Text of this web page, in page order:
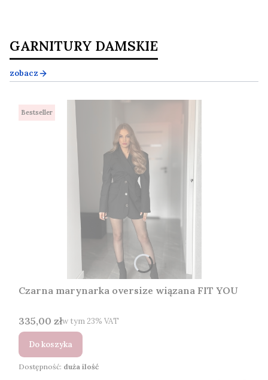
GARNITURY DAMSKIE
zobacz
Bestseller
Czarna marynarka oversize wiązana FIT YOU
Cena brutto
335,00 złw tym %s VAT
w tym 23% VAT
Do koszyka
Dostępność: duża ilość